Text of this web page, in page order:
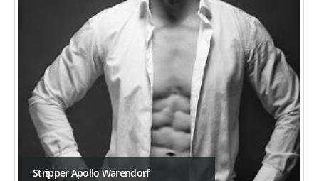
Stripper Apollo Warendorf